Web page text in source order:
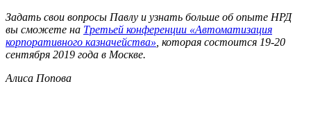
Задать свои вопросы Павлу и узнать больше об опыте НРД
вы сможете на Третьей конференции «Автоматизация
корпоративного казначейства» , которая состоится 19-20
сентября 2019 года в Москве.
Алиса Попова